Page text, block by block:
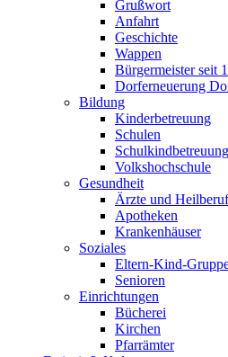
Grußwort
Anfahrt
Geschichte
Wappen
Bürgermeister seit
Dorferneuerung
Bildung
Kinderbetreuung
Schulen
Schulkindbetreuung
Volkshochschule
Gesundheit
Ärzte und
Apotheken
Krankenhäuser
Soziales
Eltern-Kind-
Senioren
Einrichtungen
Bücherei
Kirchen
Pfarrämter